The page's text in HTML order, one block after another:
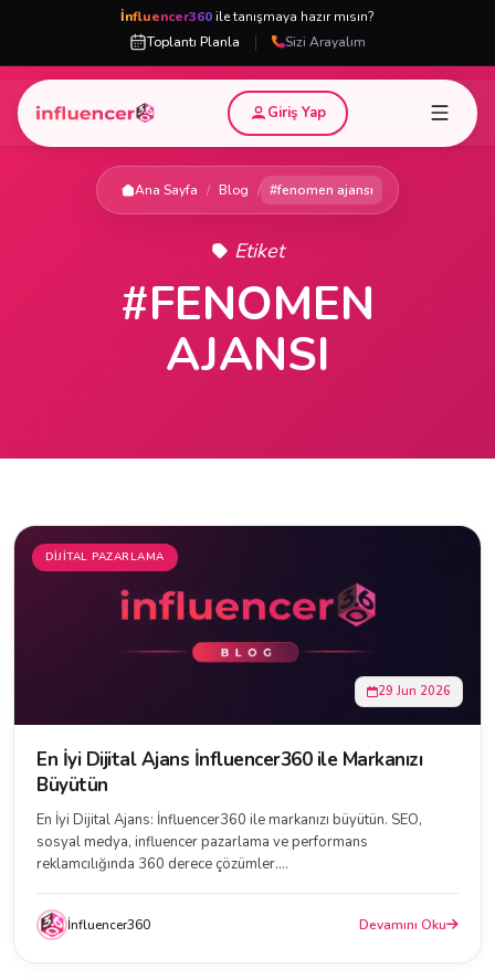
İnfluencer360 ile tanışmaya hazır mısın?
Toplantı Planla
| Sizi Arayalım
Giriş Yap
Ana Sayfa / Blog / #fenomen ajansı
Etiket
#FENOMEN
AJANSI
DIJITAL PAZARLAMA
29 Jun 2026
En İyi Dijital Ajans İnfluencer360 ile Markanızı
Büyütün
En İyi Dijital Ajans: İnfluencer360 ile markanızı büyütün. SEO,
sosyal medya, influencer pazarlama ve performans
reklamcılığında 360 derece çözümler....
İnfluencer360 Devamını Oku